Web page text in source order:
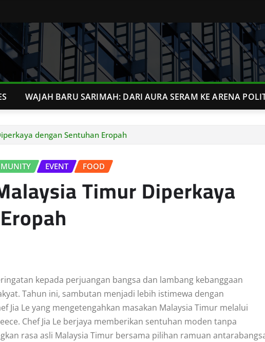
WAJAH BARU SARIMAH: DARI AURA SERAM KE ARENA
dengan Sentuhan Eropah
EVENT FOOD
Timur Diperkaya
kepada perjuangan bangsa dan lambang kebanggaan
Tahun ini, sambutan menjadi lebih istimewa dengan
Jia Le yang mengetengahkan masakan Malaysia Timur melalui
Chef Jia Le berjaya memberikan sentuhan moden tanpa
rasa asli Malaysia Timur bersama pilihan ramuan